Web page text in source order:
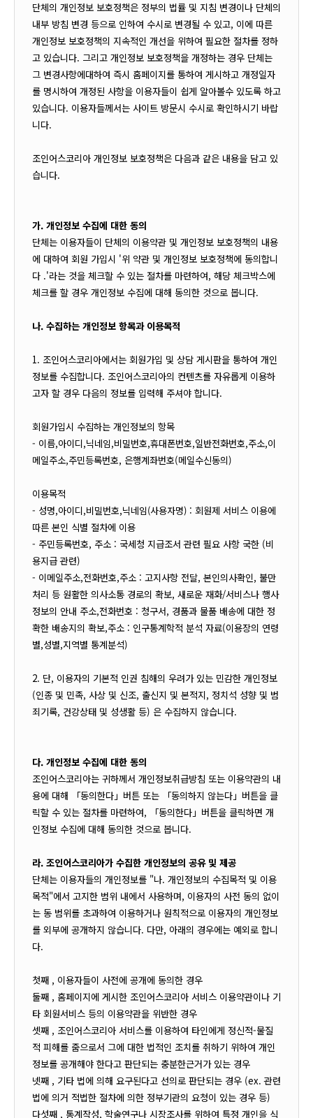
단체의 개인정보 보호정책은 정부의 법률 및 지침 변경이나 단체의
내부 방침 변경 등으로 인하여 수시로 변경될 수 있고, 이에 따른
개인정보 보호정책의 지속적인 개선을 위하여 필요한 절차를 정하
고 있습니다. 그리고 개인정보 보호정책을 개정하는 경우 단체는
그 변경사항에대하여 즉시 홈페이지를 통하여 게시하고 개정일자
를 명시하여 개정된 사항을 이용자들이 쉽게 알아볼수 있도록 하고
있습니다. 이용자들께서는 사이트 방문시 수시로 확인하시기 바랍
니다.
조인어스코리아 개인정보 보호정책은 다음과 같은 내용을 담고 있
습니다.
가. 개인정보 수집에 대한 동의
단체는 이용자들이 단체의 이용약관 및 개인정보 보호정책의 내용
에 대하여 회원 가입시 '위 약관 및 개인정보 보호정책에 동의합니
다 .'라는 것을 체크할 수 있는 절차를 마련하여, 해당 체크박스에
체크를 할 경우 개인정보 수집에 대해 동의한 것으로 봅니다.
나. 수집하는 개인정보 항목과 이용목적
1. 조인어스코리아에서는 회원가입 및 상담 게시판을 통하여 개인
정보를 수집합니다. 조인어스코리아의 컨텐츠를 자유롭게 이용하
고자 할 경우 다음의 정보를 입력해 주셔야 합니다.
회원가입시 수집하는 개인정보의 항목
- 이름,아이디,닉네임,비밀번호,휴대폰번호,일반전화번호,주소,이
메일주소,주민등록번호, 은행계좌번호(메일수신동의)
이용목적
- 성명,아이디,비밀번호,닉네임(사용자명) : 회원제 서비스 이용에
따른 본인 식별 절차에 이용
- 주민등록번호, 주소 : 국세청 지급조서 관련 필요 사항 국한 (비
용지급 관련)
- 이메일주소,전화번호,주소 : 고지사항 전달, 본인의사확인, 불만
처리 등 원활한 의사소통 경로의 확보, 새로운 재화/서비스나 행사
정보의 안내 주소,전화번호 : 청구서, 경품과 물품 배송에 대한 정
확한 배송지의 확보,주소 : 인구통계학적 분석 자료(이용장의 연령
별,성별,지역별 통계분석)
2. 단, 이용자의 기본적 인권 침해의 우려가 있는 민감한 개인정보
(인종 및 민족, 사상 및 신조, 출신지 및 본적지, 정치석 성향 및 범
죄기록, 건강상태 및 성생활 등) 은 수집하지 않습니다.
다. 개인정보 수집에 대한 동의
조인어스코리아는 귀하께서 개인정보취급방침 또는 이용약관의 내
용에 대해 「동의한다」버튼 또는 「동의하지 않는다」버튼을 클
릭할 수 있는 절차를 마련하여, 「동의한다」버튼을 클릭하면 개
인정보 수집에 대해 동의한 것으로 봅니다.
라. 조인어스코리아가 수집한 개인정보의 공유 및 제공
단체는 이용자들의 개인정보를 "나. 개인정보의 수집목적 및 이용
목적"에서 고지한 범위 내에서 사용하며, 이용자의 사전 동의 없이
는 동 범위를 초과하여 이용하거나 원칙적으로 이용자의 개인정보
를 외부에 공개하지 않습니다. 다만, 아래의 경우에는 예외로 합니
다.
첫째 , 이용자들이 사전에 공개에 동의한 경우
둘째 , 홈페이지에 게시한 조인어스코리아 서비스 이용약관이나 기
타 회원서비스 등의 이용약관을 위반한 경우
셋째 , 조인어스코리아 서비스를 이용하여 타인에게 정신적-물질
적 피해를 줌으로서 그에 대한 법적인 조치를 취하기 위하여 개인
정보를 공개해야 한다고 판단되는 충분한근거가 있는 경우
넷째 , 기타 법에 의해 요구된다고 선의로 판단되는 경우 (ex. 관련
법에 의거 적법한 절차에 의한 정부기관의 요청이 있는 경우 등)
다섯째 , 통계작성, 학술연구나 시장조사를 위하여 특정 개인을 식